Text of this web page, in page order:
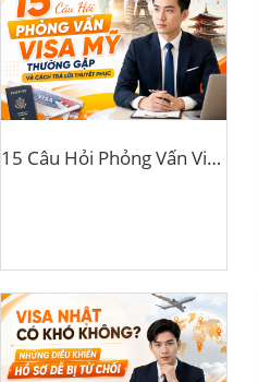
15 Câu Hỏi Phỏng Vấn Visa Mỹ Thường Gặp Và Cách Trả Lời Thuyết Phục